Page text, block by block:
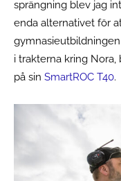
sprängning blev jag
enda alternativet för
i trakterna kring
på sin SmartROC T40.